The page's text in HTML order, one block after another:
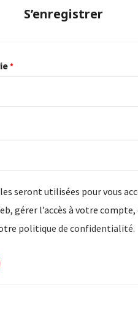
S’enregistrer
*
seront utilisées pour vous
gérer l’accès à votre compte,
politique de confidentialité.